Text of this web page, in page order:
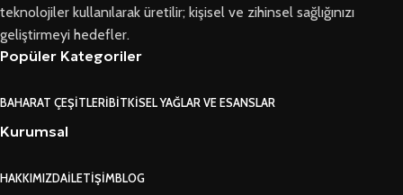
teknolojiler kullanılarak üretilir; kişisel ve zihinsel sağlığınızı
geliştirmeyi hedefler.
Popüler Kategoriler
BAHARAT ÇEŞITLERIBITKISEL YAĞLAR VE ESANSLAR
Kurumsal
HAKKIMIZDAİLETIŞIMBLOG